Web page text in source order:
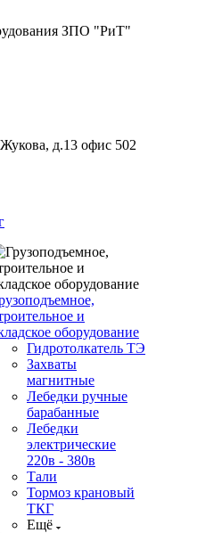
ЗПО "РиТ"
д.13 офис 502
и
оборудование
Гидротолкатель ТЭ
Захваты
магнитные
Лебедки ручные
барабанные
Лебедки
электрические
220в - 380в
Тали
Тормоз крановый
ТКГ
Ещё